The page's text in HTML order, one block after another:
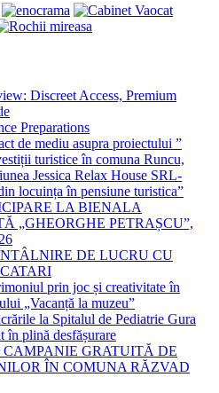
Discreet Access, Premium
Preparations
de mediu asupra proiectului ”
turistice în comuna Runcu,
Jessica Relax House SRL-
locuința în pensiune turistica”
LA BIENALA
„GHEORGHE PETRAȘCU”,
DE LUCRU CU
prin joc și creativitate în
„Vacanță la muzeu”
la Spitalul de Pediatrie Gura
în plină desfășurare
GRATUITĂ DE
ÎN COMUNA RĂZVAD